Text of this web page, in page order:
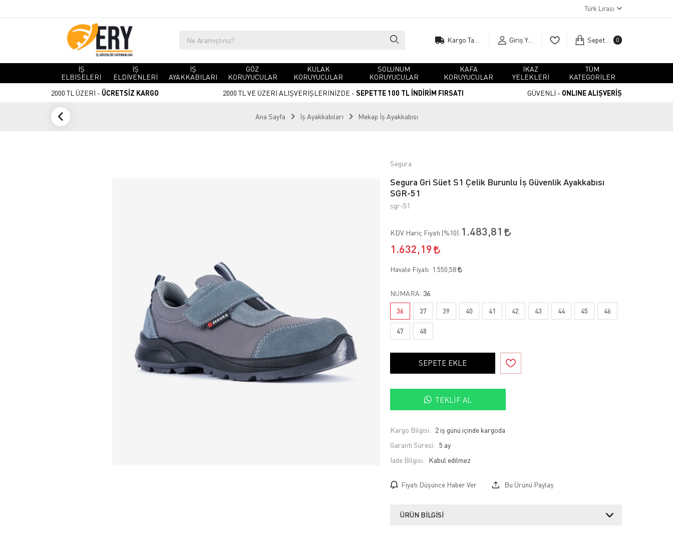
Türk Lirası
Giriş Yap Sepetim 0
İŞ
ELBİSELERİ
İŞ
ELDİVENLERİ
İŞ
AYAKKABILARI
GÖZ
KORUYUCULAR
KULAK
KORUYUCULAR
SOLUNUM
KORUYUCULAR
KAFA
KORUYUCULAR
İKAZ
YELEKLERİ
TÜM
KATEGORİLER
2000 TL ÜZERİ - ÜCRETSİZ KARGO 2000 TL VE ÜZERİ ALIŞVERİŞLERİNİZDE - SEPETTE 100 TL İNDİRİM FIRSATI GÜVENLİ - ONLINE ALIŞVERİŞ
Ana Sayfa İş Ayakkabıları Mekap İş Ayakkabısı
Segura
Segura Gri Süet S1 Çelik Burunlu İş Güvenlik Ayakkabısı
SGR-51
sgr-51
KDV Hariç Fiyatı (%10): 1.483,81
1.632,19
Havale Fiyatı: 1.550,58
NUMARA: 36
36 37 39 40 41 42 43 44 45 46
47 48
SEPETE EKLE
TEKLIF AL
Kargo Bilgisi: 2 iş günü içinde kargoda
Garanti Süresi: 5 ay
İade Bilgisi:
Fiyatı Düşünce Haber Ver Bu Ürünü Paylaş
ÜRÜN BILGISI